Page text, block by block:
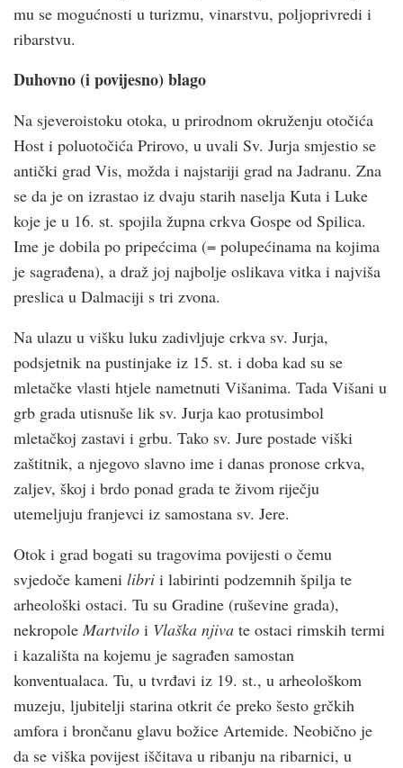
mu se mogućnosti u turizmu, vinarstvu, poljoprivredi i
ribarstvu.
Duhovno (i povijesno) blago
Na sjeveroistoku otoka, u prirodnom okruženju otočića
Host i poluotočića Prirovo, u uvali Sv. Jurja smjestio se
antički grad Vis, možda i najstariji grad na Jadranu. Zna
se da je on izrastao iz dvaju starih naselja Kuta i Luke
koje je u 16. st. spojila župna crkva Gospe od Spilica.
Ime je dobila po pripećcima (= polupećinama na kojima
je sagrađena), a draž joj najbolje oslikava vitka i najviša
preslica u Dalmaciji s tri zvona.
Na ulazu u višku luku zadivljuje crkva sv. Jurja,
podsjetnik na pustinjake iz 15. st. i doba kad su se
mletačke vlasti htjele nametnuti Višanima. Tada Višani u
grb grada utisnuše lik sv. Jurja kao protusimbol
mletačkoj zastavi i grbu. Tako sv. Jure postade viški
zaštitnik, a njegovo slavno ime i danas pronose crkva,
zaljev, škoj i brdo ponad grada te živom riječju
utemeljuju franjevci iz samostana sv. Jere.
Otok i grad bogati su tragovima povijesti o čemu
svjedoče kameni libri i labirinti podzemnih špilja te
arheološki ostaci. Tu su Gradine (ruševine grada),
nekropole Martvilo i Vlaška njiva te ostaci rimskih termi
i kazališta na kojemu je sagrađen samostan
konventualaca. Tu, u tvrđavi iz 19. st., u arheološkom
muzeju, ljubitelji starina otkrit će preko šesto grčkih
amfora i brončanu glavu božice Artemide. Neobično je
da se viška povijest iščitava u ribanju na ribarnici, u